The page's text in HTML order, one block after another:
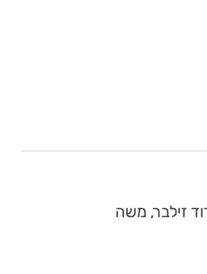
זילבר, משה